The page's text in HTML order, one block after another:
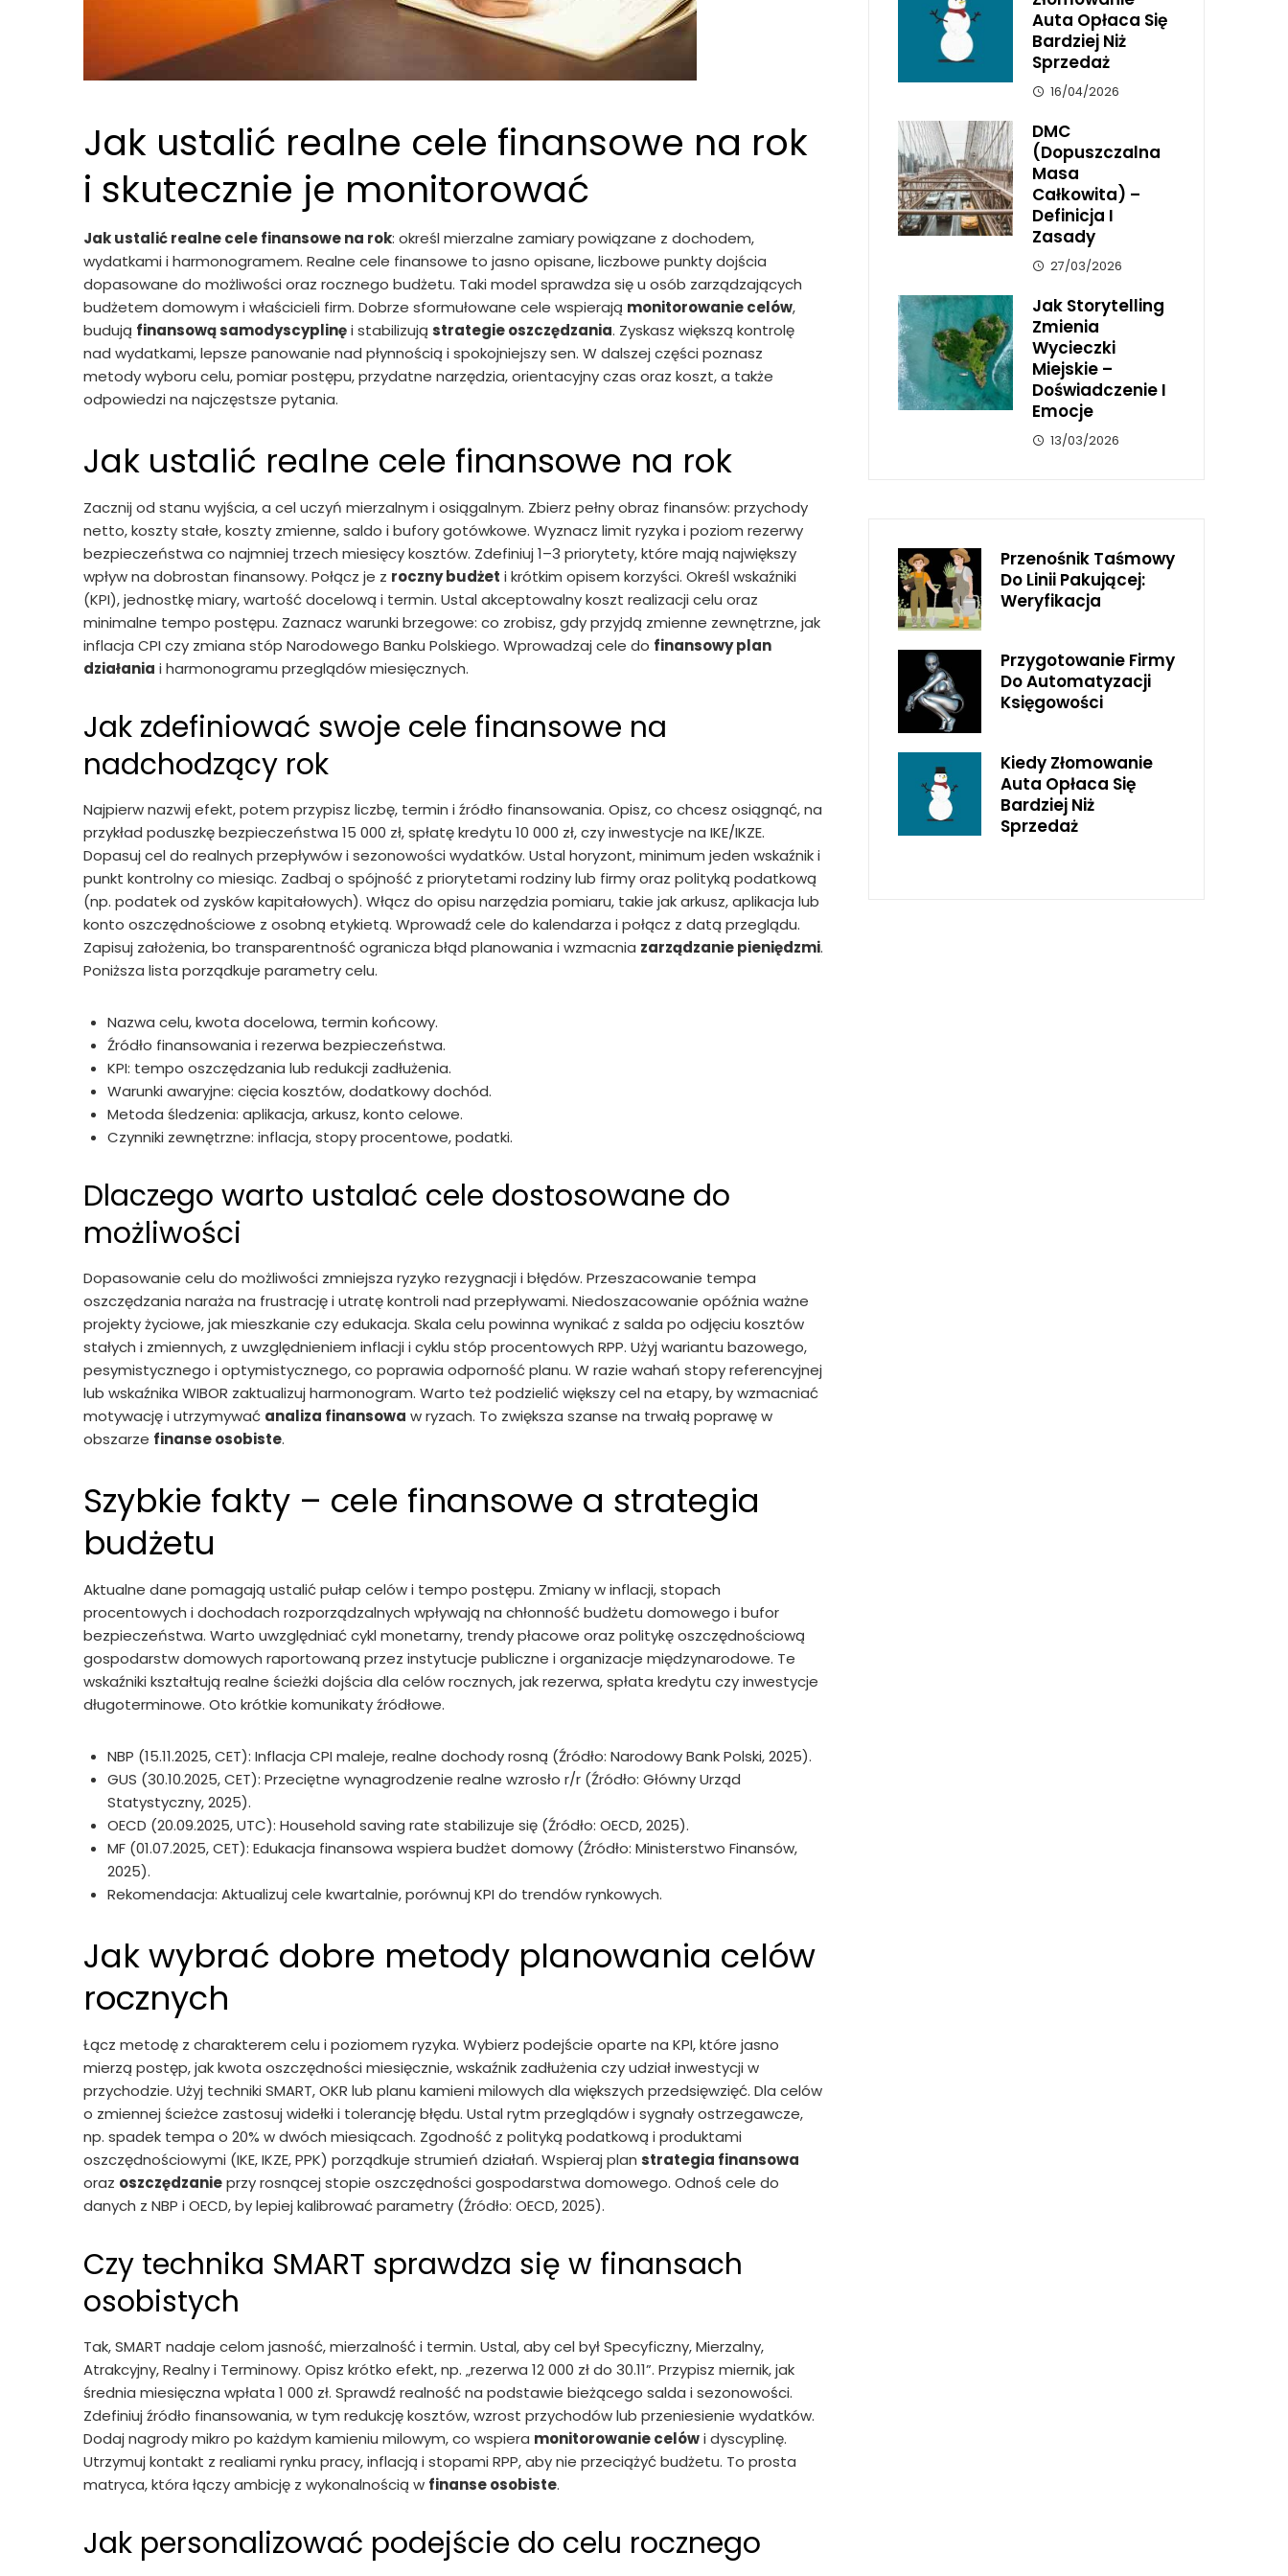
Jak ustalić realne cele finansowe na rok
i skutecznie je monitorować
Jak ustalić realne cele finansowe na rok: określ mierzalne zamiary powiązane z dochodem,
wydatkami i harmonogramem. Realne cele finansowe to jasno opisane, liczbowe punkty dojścia
dopasowane do możliwości oraz rocznego budżetu. Taki model sprawdza się u osób zarządzających
budżetem domowym i właścicieli firm. Dobrze sformułowane cele wspierają monitorowanie celów,
budują finansową samodyscyplinęi stabilizują strategie oszczędzania. Zyskasz większą kontrolę
nad wydatkami, lepsze panowanie nad płynnością i spokojniejszy sen. W dalszej części poznasz
metody wyboru celu, pomiar postępu, przydatne narzędzia, orientacyjny czas oraz koszt, a także
odpowiedzi na najczęstsze pytania.
Jak ustalić realne cele finansowe na rok
Zacznij od stanu wyjścia, a cel uczyń mierzalnym i osiągalnym. Zbierz pełny obraz finansów: przychody
netto, koszty stałe, koszty zmienne, saldo i bufory gotówkowe. Wyznacz limit ryzyka i poziom rezerwy
bezpieczeństwa co najmniej trzech miesięcy kosztów. Zdefiniuj 1–3 priorytety, które mają największy
wpływ na dobrostan finansowy. Połącz je z roczny budżet i krótkim opisem korzyści. Określ wskaźniki
(KPI), jednostkę miary, wartość docelową i termin. Ustal akceptowalny koszt realizacji celu oraz
minimalne tempo postępu. Zaznacz warunki brzegowe: co zrobisz, gdy przyjdą zmienne zewnętrzne, jak
inflacja CPI czy zmiana stóp Narodowego Banku Polskiego. Wprowadzaj cele do finansowy plan
działania i harmonogramu przeglądów miesięcznych.
Jak zdefiniować swoje cele finansowe na
nadchodzący rok
Najpierw nazwij efekt, potem przypisz liczbę, termin i źródło finansowania. Opisz, co chcesz osiągnąć, na
przykład poduszkę bezpieczeństwa 15 000 zł, spłatę kredytu 10 000 zł, czy inwestycje na IKE/IKZE.
Dopasuj cel do realnych przepływów i sezonowości wydatków. Ustal horyzont, minimum jeden wskaźnik i
punkt kontrolny co miesiąc. Zadbaj o spójność z priorytetami rodziny lub firmy oraz polityką podatkową
(np. podatek od zysków kapitałowych). Włącz do opisu narzędzia pomiaru, takie jak arkusz, aplikacja lub
konto oszczędnościowe z osobną etykietą. Wprowadź cele do kalendarza i połącz z datą przeglądu.
Zapisuj założenia, bo transparentność ogranicza błąd planowania i wzmacnia zarządzanie pieniędzmi.
Poniższa lista porządkuje parametry celu.
Nazwa celu, kwota docelowa, termin końcowy.
Źródło finansowania i rezerwa bezpieczeństwa.
KPI: tempo oszczędzania lub redukcji zadłużenia.
Warunki awaryjne: cięcia kosztów, dodatkowy dochód.
Metoda śledzenia: aplikacja, arkusz, konto celowe.
Czynniki zewnętrzne: inflacja, stopy procentowe, podatki.
Dlaczego warto ustalać cele dostosowane do
możliwości
Dopasowanie celu do możliwości zmniejsza ryzyko rezygnacji i błędów. Przeszacowanie tempa
oszczędzania naraża na frustrację i utratę kontroli nad przepływami. Niedoszacowanie opóźnia ważne
projekty życiowe, jak mieszkanie czy edukacja. Skala celu powinna wynikać z salda po odjęciu kosztów
stałych i zmiennych, z uwzględnieniem inflacji i cyklu stóp procentowych RPP. Użyj wariantu bazowego,
pesymistycznego i optymistycznego, co poprawia odporność planu. W razie wahań stopy referencyjnej
lub wskaźnika WIBOR zaktualizuj harmonogram. Warto też podzielić większy cel na etapy, by wzmacniać
motywację i utrzymywać analiza finansowa w ryzach. To zwiększa szanse na trwałą poprawę w
obszarze finanse osobiste.
Szybkie fakty – cele finansowe a strategia
budżetu
Aktualne dane pomagają ustalić pułap celów i tempo postępu. Zmiany w inflacji, stopach
procentowych i dochodach rozporządzalnych wpływają na chłonność budżetu domowego i bufor
bezpieczeństwa. Warto uwzględniać cykl monetarny, trendy płacowe oraz politykę oszczędnościową
gospodarstw domowych raportowaną przez instytucje publiczne i organizacje międzynarodowe. Te
wskaźniki kształtują realne ścieżki dojścia dla celów rocznych, jak rezerwa, spłata kredytu czy inwestycje
długoterminowe. Oto krótkie komunikaty źródłowe.
NBP (15.11.2025, CET): Inflacja CPI maleje, realne dochody rosną (Źródło: Narodowy Bank Polski, 2025).
GUS (30.10.2025, CET): Przeciętne wynagrodzenie realne wzrosło r/r (Źródło: Główny Urząd
Statystyczny, 2025).
OECD (20.09.2025, UTC): Household saving rate stabilizuje się (Źródło: OECD, 2025).
MF (01.07.2025, CET): Edukacja finansowa wspiera budżet domowy (Źródło: Ministerstwo Finansów,
2025).
Rekomendacja: Aktualizuj cele kwartalnie, porównuj KPI do trendów rynkowych.
Jak wybrać dobre metody planowania celów
rocznych
Łącz metodę z charakterem celu i poziomem ryzyka. Wybierz podejście oparte na KPI, które jasno
mierzą postęp, jak kwota oszczędności miesięcznie, wskaźnik zadłużenia czy udział inwestycji w
przychodzie. Użyj techniki SMART, OKR lub planu kamieni milowych dla większych przedsięwzięć. Dla celów
o zmiennej ścieżce zastosuj widełki i tolerancję błędu. Ustal rytm przeglądów i sygnały ostrzegawcze,
np. spadek tempa o 20% w dwóch miesiącach. Zgodność z polityką podatkową i produktami
oszczędnościowymi (IKE, IKZE, PPK) porządkuje strumień działań. Wspieraj plan strategia finansowa
oraz oszczędzanieprzy rosnącej stopie oszczędności gospodarstwa domowego. Odnoś cele do
danych z NBP i OECD, by lepiej kalibrować parametry (Źródło: OECD, 2025).
Czy technika SMART sprawdza się w finansach
osobistych
Tak, SMART nadaje celom jasność, mierzalność i termin. Ustal, aby cel był Specyficzny, Mierzalny,
Atrakcyjny, Realny i Terminowy. Opisz krótko efekt, np. „rezerwa 12 000 zł do 30.11”. Przypisz miernik, jak
średnia miesięczna wpłata 1 000 zł. Sprawdź realność na podstawie bieżącego salda i sezonowości.
Zdefiniuj źródło finansowania, w tym redukcję kosztów, wzrost przychodów lub przeniesienie wydatków.
Dodaj nagrody mikro po każdym kamieniu milowym, co wspiera monitorowanie celówi dyscyplinę.
Utrzymuj kontakt z realiami rynku pracy, inflacją i stopami RPP, aby nie przeciążyć budżetu. To prosta
matryca, która łączy ambicję z wykonalnością w finanse osobiste.
Jak personalizować podejście do celu rocznego
Auta Opłaca Się
Bardziej Niż
Sprzedaż
16/04/2026
DMC
(dopuszczalna
Masa
Całkowita) –
Definicja I
Zasady
27/03/2026
Jak Storytelling
Zmienia
Wycieczki
Miejskie –
Doświadczenie I
Emocje
13/03/2026
Przenośnik Taśmowy
Do Linii Pakującej:
Weryfikacja
Przygotowanie Firmy
Do Automatyzacji
Księgowości
Kiedy Złomowanie
Auta Opłaca Się
Bardziej Niż
Sprzedaż